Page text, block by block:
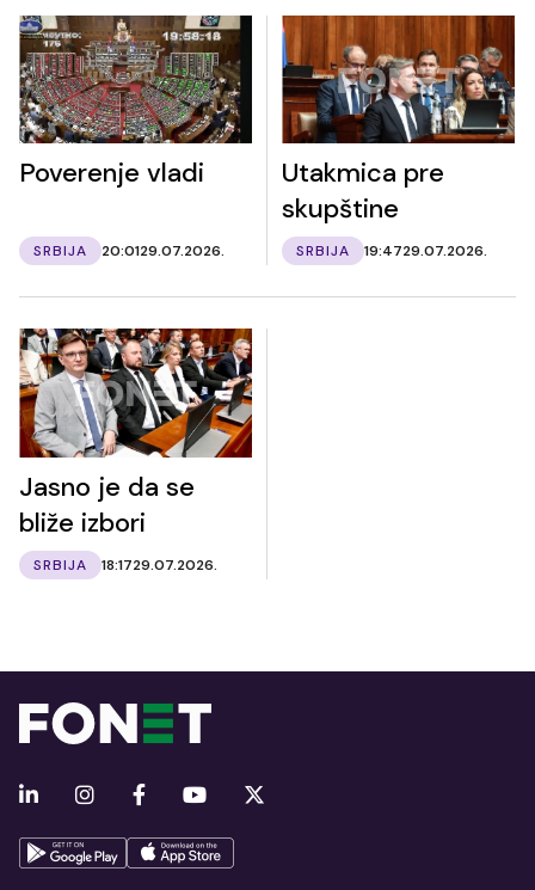
Poverenje vladi
SRBIJA 20:0129.07.2026.
Utakmica pre
skupštine
SRBIJA 19:4729.07.2026.
Jasno je da se
bliže izbori
SRBIJA 18:1729.07.2026.